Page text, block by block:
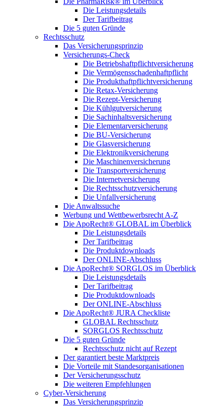
Die Leistungsdetails
Der Tarifbeitrag
Die 5 guten Gründe
Rechtsschutz
Das Versicherungsprinzip
Versicherungs-Check
Die Betriebshaftpflichtversicherung
Die Vermögensschadenhaftpflicht
Die Produkthaftpflichtversicherung
Die Retax-Versicherung
Die Rezept-Versicherung
Die Kühlgutversicherung
Die Sachinhaltsversicherung
Die Elementarversicherung
Die BU-Versicherung
Die Glasversicherung
Die Elektronikversicherung
Die Maschinenversicherung
Die Transportversicherung
Die Internetversicherung
Die Rechtsschutzversicherung
Die Unfallversicherung
Die Anwaltssuche
Werbung und Wettbewerbsrecht A-Z
Die ApoRecht® GLOBAL im Überblick
Die Leistungsdetails
Der Tarifbeitrag
Die Produktdownloads
Der ONLINE-Abschluss
Die ApoRecht® SORGLOS im Überblick
Die Leistungsdetails
Der Tarifbeitrag
Die Produktdownloads
Der ONLINE-Abschluss
Die ApoRecht® JURA Checkliste
GLOBAL Rechtsschutz
SORGLOS Rechtsschutz
Die 5 guten Gründe
Rechtsschutz nicht auf Rezept
Der garantiert beste Marktpreis
Die Vorteile mit Standesorganisationen
Der Versicherungsschutz
Die weiteren Empfehlungen
Cyber-Versicherung
Das Versicherungsprinzip